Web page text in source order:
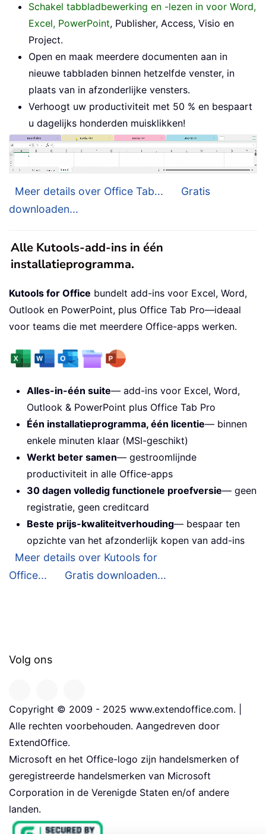
Schakel tabbladbewerking en -lezen in voor Word,
Excel, PowerPoint, Publisher, Access, Visio en
Project.
Open en maak meerdere documenten aan in
nieuwe tabbladen binnen hetzelfde venster, in
plaats van in afzonderlijke vensters.
Verhoogt uw productiviteit met 50 % en bespaart
u dagelijks honderden muisklikken!
Meer details over Office Tab...
Gratis
downloaden...
Alle Kutools-add-ins in één
installatieprogramma.
Kutools for Office bundelt add-ins voor Excel, Word,
Outlook en PowerPoint, plus Office Tab Pro—ideaal
voor teams die met meerdere Office-apps werken.
Alles-in-één suite— add-ins voor Excel, Word,
Outlook & PowerPoint plus Office Tab Pro
Één installatieprogramma, één licentie— binnen
enkele minuten klaar (MSI-geschikt)
Werkt beter samen— gestroomlijnde
productiviteit in alle Office-apps
30 dagen volledig functionele proefversie— geen
registratie, geen creditcard
Beste prijs-kwaliteitverhouding— bespaar ten
opzichte van het afzonderlijk kopen van add-ins
Meer details over Kutools for
Office...
Gratis downloaden...
Volg ons
Copyright © 2009 - 2025 www.extendoffice.com. |
Alle rechten voorbehouden. Aangedreven door
ExtendOffice.
Microsoft en het Office-logo zijn handelsmerken of
geregistreerde handelsmerken van Microsoft
Corporation in de Verenigde Staten en/of andere
landen.